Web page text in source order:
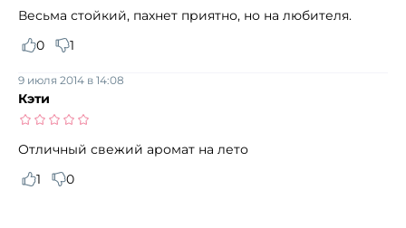
Весьма стойкий, пахнет приятно, но на любителя.
0
1
Кэти
9 июля 2014 в 14:08
Отличный свежий аромат на лето
1
0